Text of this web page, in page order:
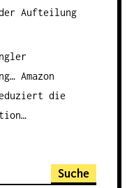
Aufteilung
Amazon
die